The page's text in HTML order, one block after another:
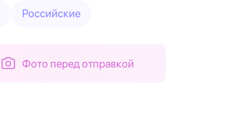
Российские
Фото перед отправкой